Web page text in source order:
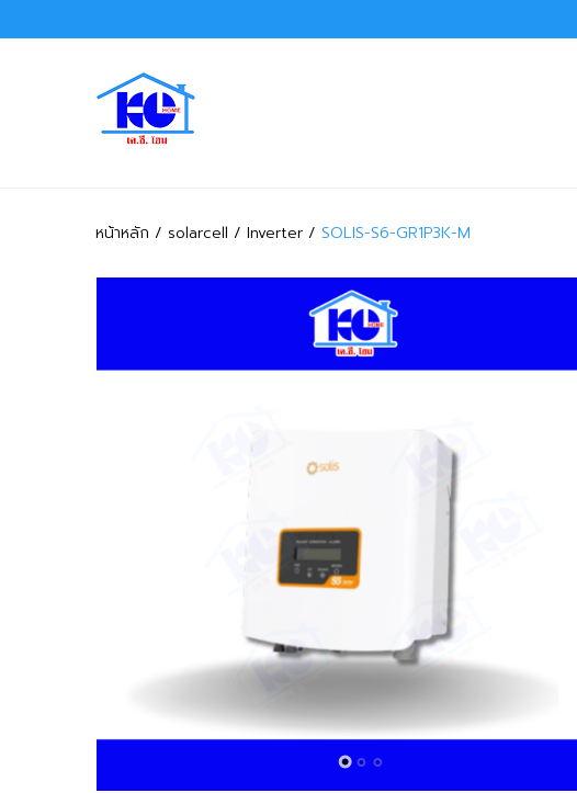
หน้าหลัก solarcell Inverter SOLIS-S6-GR1P3K-M